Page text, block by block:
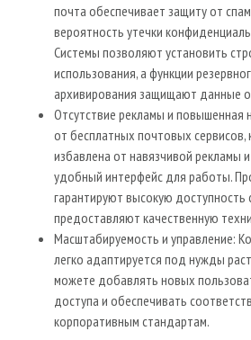
почта обеспечивает защиту от
вероятность утечки
Системы позволяют установить
использования, а функции
архивирования защищают данные
Отсутствие рекламы и повышенная
от бесплатных почтовых сервисов,
избавлена от навязчивой рекламы
удобный интерфейс для работы.
гарантируют высокую доступность
предоставляют качественную
Масштабируемость и управление:
легко адаптируется под нужды
можете добавлять новых
доступа и обеспечивать
корпоративным стандартам.